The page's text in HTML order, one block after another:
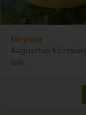
Meystar
Augusztus
érik.